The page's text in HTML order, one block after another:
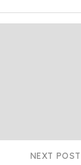
NEXT POST